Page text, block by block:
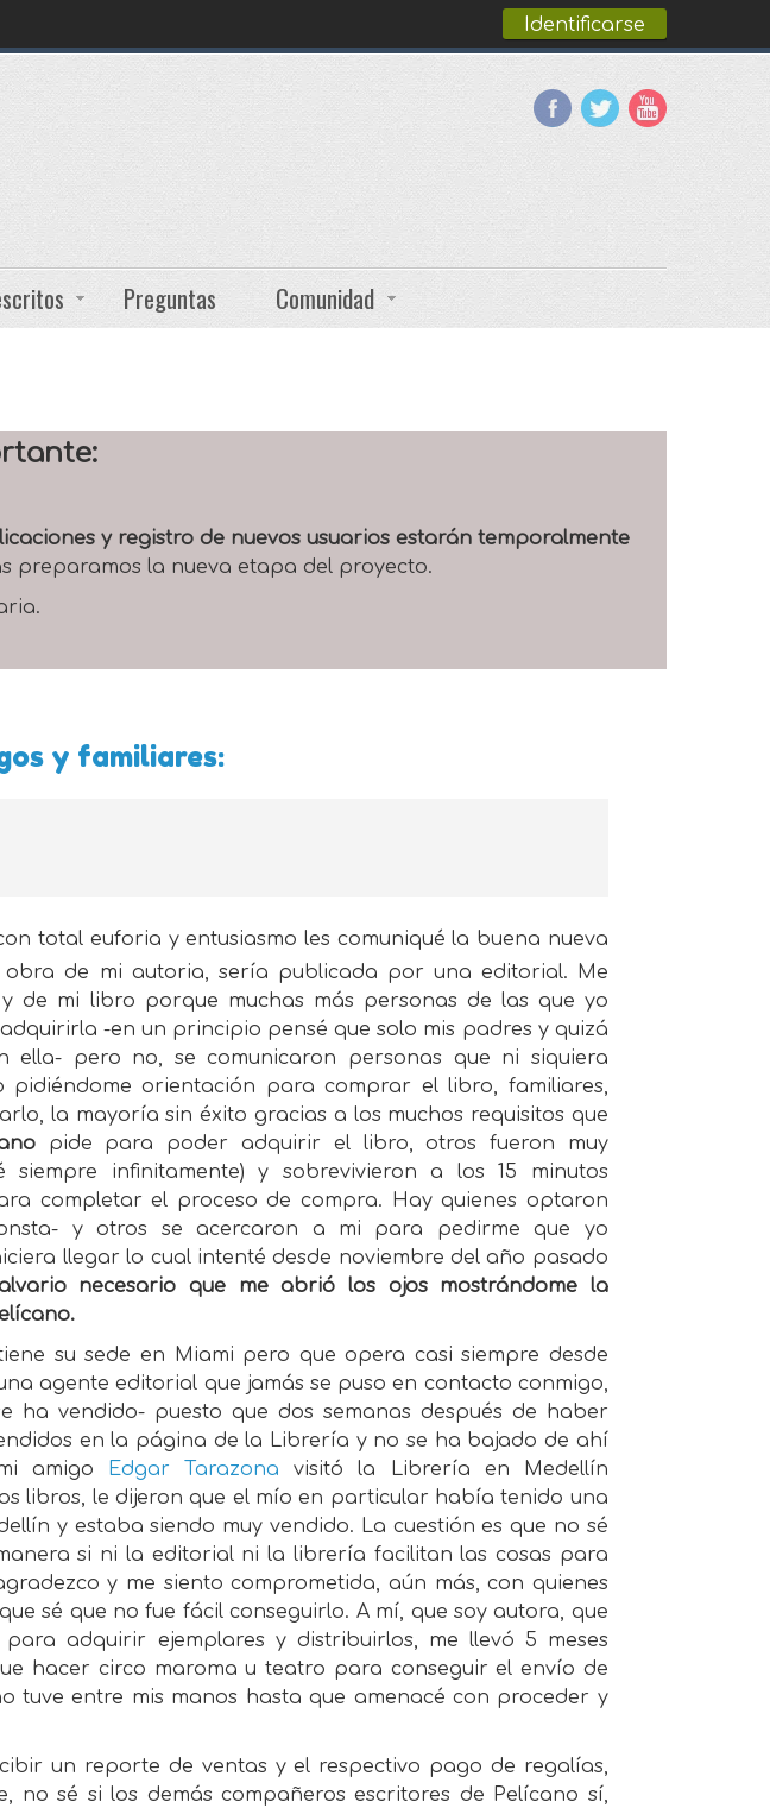
Identificarse
Preguntas Comunidad
y registro de nuevos usuarios estarán temporalmente
preparamos la nueva etapa del proyecto.
y familiares:
total euforia y entusiasmo les comuniqué la buena nueva
obra de mi autoria, sería publicada por una editorial. Me
de mi libro porque muchas más personas de las que yo
-en un principio pensé que solo mis padres y quizá
ella- pero no, se comunicaron personas que ni siquiera
pidiéndome orientación para comprar el libro, familiares,
la mayoría sin éxito gracias a los muchos requisitos que
pide para poder adquirir el libro, otros fueron muy
siempre infinitamente) y sobrevivieron a los 15 minutos
completar el proceso de compra. Hay quienes optaron
y otros se acercaron a mi para pedirme que yo
llegar lo cual intenté desde noviembre del año pasado
necesario que me abrió los ojos mostrándome la
su sede en Miami pero que opera casi siempre desde
agente editorial que jamás se puso en contacto conmigo,
ha vendido- puesto que dos semanas después de haber
en la página de la Librería y no se ha bajado de ahí
amigo
Edgar Tarazona visitó la Librería en Medellín
libros, le dijeron que el mío en particular había tenido una
y estaba siendo muy vendido. La cuestión es que no sé
si ni la editorial ni la librería facilitan las cosas para
y me siento comprometida, aún más, con quienes
sé que no fue fácil conseguirlo. A mí, que soy autora, que
adquirir ejemplares y distribuirlos, me llevó 5 meses
hacer circo maroma u teatro para conseguir el envío de
tuve entre mis manos hasta que amenacé con proceder y
un reporte de ventas y el respectivo pago de regalías,
no sé si los demás compañeros escritores de Pelícano sí,